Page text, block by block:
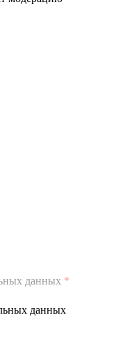
данных
данных